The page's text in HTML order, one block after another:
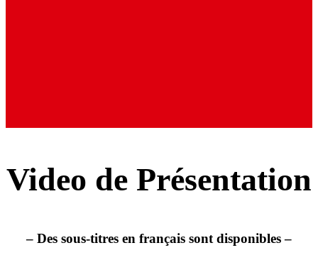
Video de Présentation
– Des sous-titres en français sont disponibles –